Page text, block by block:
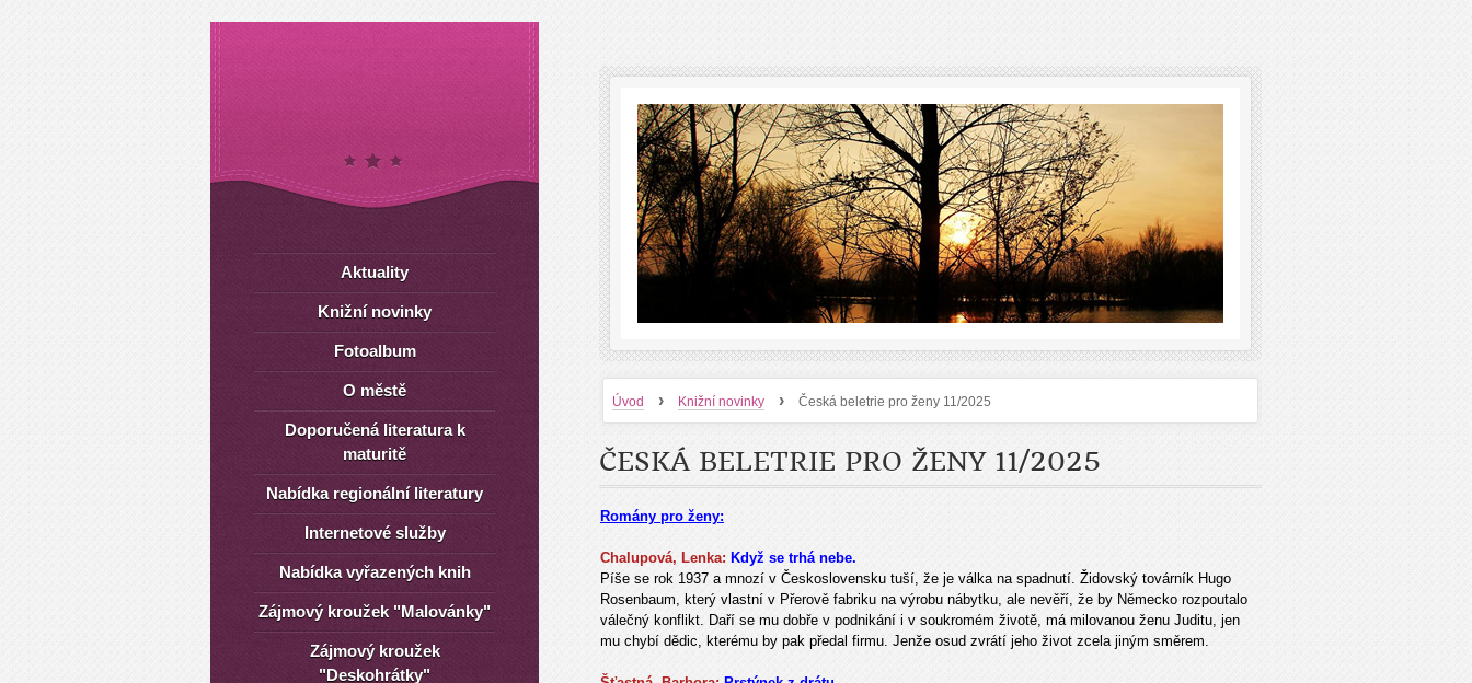
Úvod › Knižní novinky › Česká beletrie pro ženy 11/2025
ČESKÁ BELETRIE PRO ŽENY 11/2025
Romány pro ženy:
Chalupová, Lenka: Když se trhá nebe.
Píše se rok 1937 a mnozí v Československu tuší, že je válka na spadnutí. Židovský továrník Hugo
Rosenbaum, který vlastní v Přerově fabriku na výrobu nábytku, ale nevěří, že by Německo rozpoutalo
válečný konflikt. Daří se mu dobře v podnikání i v soukromém životě, má milovanou ženu Juditu, jen
mu chybí dědic, kterému by pak předal firmu. Jenže osud zvrátí jeho život zcela jiným směrem.
Aktuality
Knižní novinky
Fotoalbum
O městě
Doporučená literatura k
maturitě
Nabídka regionální literatury
Internetové služby
Nabídka vyřazených knih
Zájmový kroužek "Malovánky"
Zájmový kroužek
"Deskohrátky"